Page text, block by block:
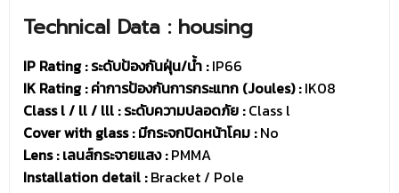
Technical Data : housing
IP Rating : ระดับป้องกันฝุ่น/น้ำ :IP66
IK Rating : ค่าการป้องกันการกระแทก (Joules) :IK08
Class l / ll / lll : ระดับความปลอดภัย :Class l
Cover with glass : มีกระจกปิดหน้าโคม :No
Lens : เลนส์กระจายแสง :PMMA
Installation detail :Bracket / Pole